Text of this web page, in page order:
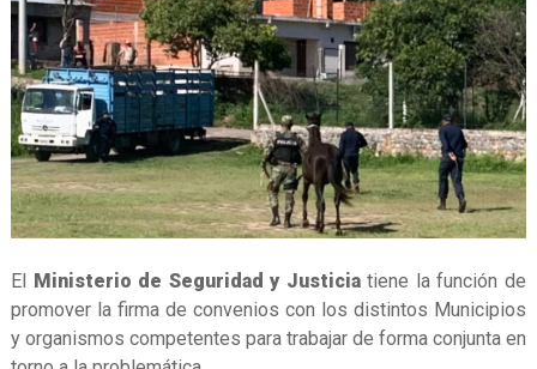
El Ministerio de Seguridad y Justiciatiene la función de
promover la firma de convenios con los distintos Municipios
y organismos competentes para trabajar de forma conjunta en